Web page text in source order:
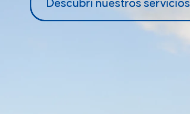
Descubrí nuestros servicios